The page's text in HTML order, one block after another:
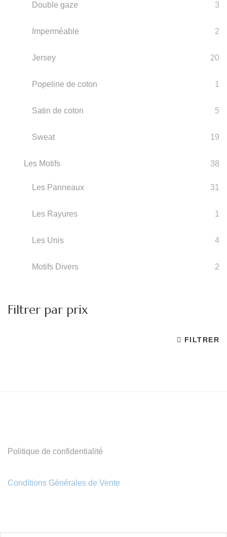
Double gaze 3
Imperméable 2
Jersey 20
Popeline de coton 1
Satin de coton 5
Sweat 19
Les Motifs 38
Les Panneaux 31
Les Rayures 1
Les Unis 4
Motifs Divers 2
Filtrer par prix
FILTRER
Politique de confidentialité
Conditions Générales de Vente